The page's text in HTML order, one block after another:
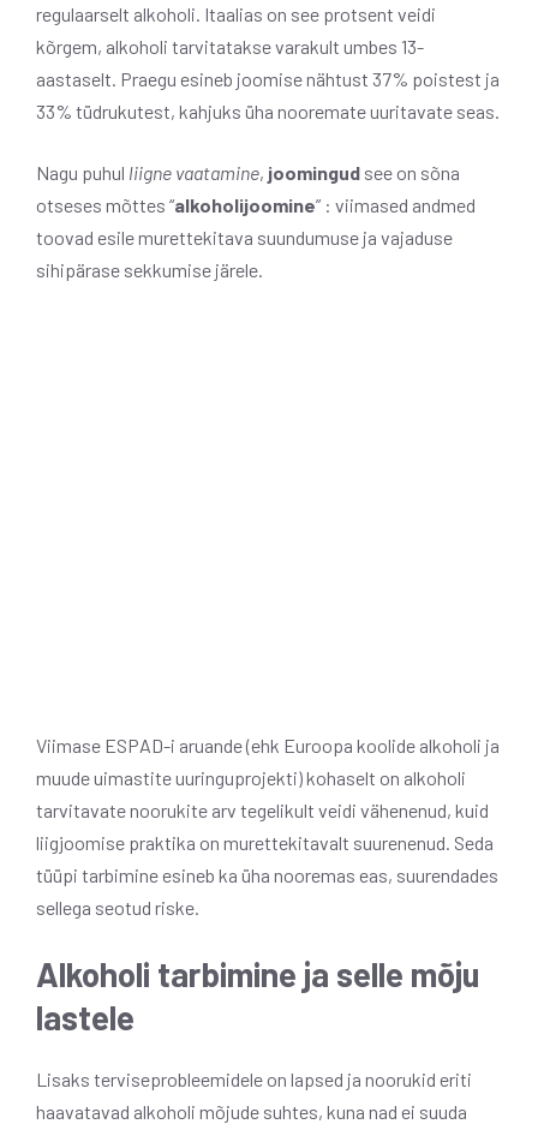
regulaarselt alkoholi. Itaalias on see protsent veidi
kõrgem, alkoholi tarvitatakse varakult umbes 13-
aastaselt. Praegu esineb joomise nähtust 37% poistest ja
33% tüdrukutest, kahjuks üha nooremate uuritavate seas.
Nagu puhul liigne vaatamine, joomingud see on sõna
otseses mõttes “alkoholijoomine” : viimased andmed
toovad esile murettekitava suundumuse ja vajaduse
sihipärase sekkumise järele.
Viimase ESPAD-i aruande (ehk Euroopa koolide alkoholi ja
muude uimastite uuringuprojekti) kohaselt on alkoholi
tarvitavate noorukite arv tegelikult veidi vähenenud, kuid
liigjoomise praktika on murettekitavalt suurenenud. Seda
tüüpi tarbimine esineb ka üha nooremas eas, suurendades
sellega seotud riske.
Alkoholi tarbimine ja selle mõju
lastele
Lisaks terviseprobleemidele on lapsed ja noorukid eriti
haavatavad alkoholi mõjude suhtes, kuna nad ei suuda